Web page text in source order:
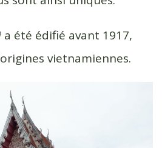
a été édifié avant 1917,
vietnamiennes.